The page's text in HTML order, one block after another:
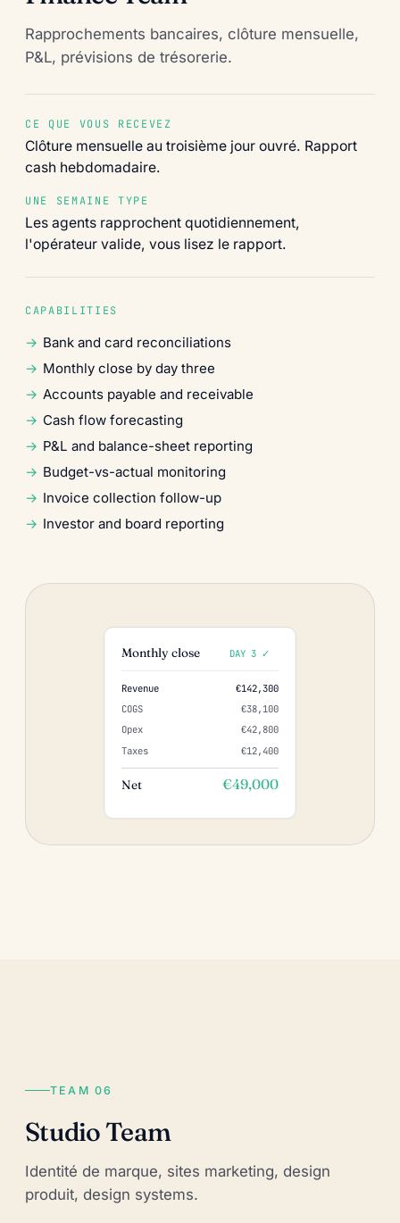
Rapprochements bancaires, clôture mensuelle,
P&L, prévisions de trésorerie.
CE QUE VOUS RECEVEZ
Clôture mensuelle au troisième jour ouvré. Rapport
cash hebdomadaire.
UNE SEMAINE TYPE
Les agents rapprochent quotidiennement,
l'opérateur valide, vous lisez le rapport.
CAPABILITIES
Bank and card reconciliations
Monthly close by day three
Accounts payable and receivable
Cash flow forecasting
P&L and balance-sheet reporting
Budget-vs-actual monitoring
Invoice collection follow-up
Investor and board reporting
Monthly close DAY 3 ✓
Revenue
€142,300
COGS
€38,100
Opex
€42,800
Taxes
€12,400
Net €49,000
TEAM 06
Studio Team
Identité de marque, sites marketing, design
produit, design systems.